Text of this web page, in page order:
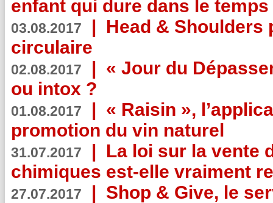
enfant qui dure dans le temps
03.08.2017 | Head & Shoulders
circulaire
02.08.2017 | « Jour du
ou intox ?
01.08.2017 | « Raisin »,
promotion du vin naturel
31.07.2017 | La loi sur la vente
chimiques est-elle vraiment
27.07.2017 | Shop & Give, le